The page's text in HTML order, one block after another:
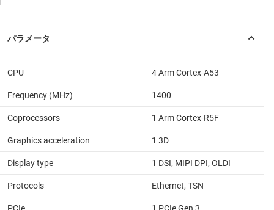
CPU 4 Arm Cortex-A53
Frequency (MHz) 1400
Coprocessors 1 Arm Cortex-R5F
Graphics acceleration 1 3D
Display type 1 DSI, MIPI DPI, OLDI
Protocols Ethernet, TSN